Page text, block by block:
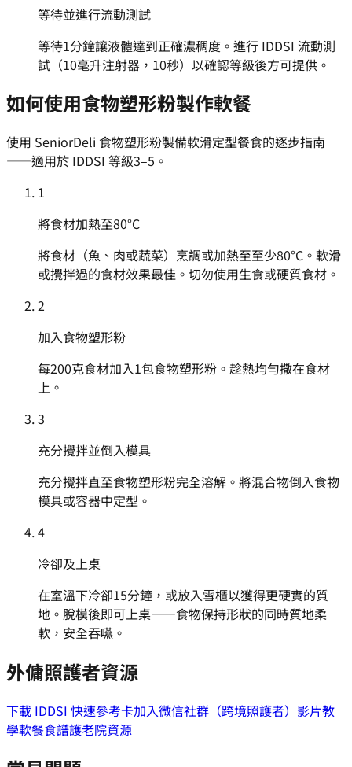
等待並進行流動測試
等待1分鐘讓液體達到正確濃稠度。進行 IDDSI 流動測
試（10毫升注射器，10秒）以確認等級後方可提供。
如何使用食物塑形粉製作軟餐
使用 SeniorDeli 食物塑形粉製備軟滑定型餐食的逐步指南
——適用於 IDDSI 等級3–5。
1
將食材加熱至80°C
將食材（魚、肉或蔬菜）烹調或加熱至至少80°C。軟滑
或攪拌過的食材效果最佳。切勿使用生食或硬質食材。
2
加入食物塑形粉
每200克食材加入1包食物塑形粉。趁熱均勻撒在食材
上。
3
充分攪拌並倒入模具
充分攪拌直至食物塑形粉完全溶解。將混合物倒入食物
模具或容器中定型。
4
冷卻及上桌
在室溫下冷卻15分鐘，或放入雪櫃以獲得更硬實的質
地。脫模後即可上桌——食物保持形狀的同時質地柔
軟，安全吞嚥。
外傭照護者資源
下載 IDDSI 快速參考卡加入微信社群（跨境照護者） 影片教
學軟餐食譜護老院資源